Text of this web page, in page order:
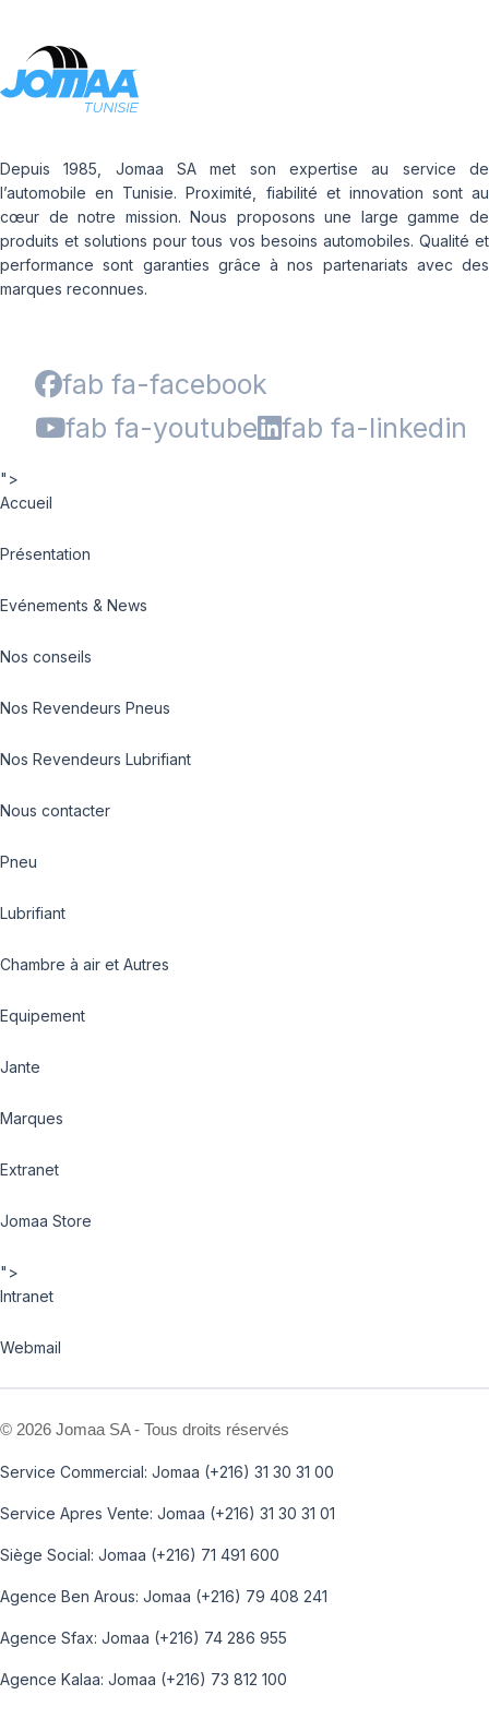
Depuis 1985, Jomaa SA met son expertise au service de
l’automobile en Tunisie. Proximité, fiabilité et innovation sont au
cœur de notre mission. Nous proposons une large gamme de
produits et solutions pour tous vos besoins automobiles. Qualité et
performance sont garanties grâce à nos partenariats avec des
marques reconnues.
fab fa-facebook
fab fa-youtube
fab fa-linkedin
">
Accueil
Présentation
Evénements & News
Nos conseils
Nos Revendeurs Pneus
Nos Revendeurs Lubrifiant
Nous contacter
Pneu
Lubrifiant
Chambre à air et Autres
Equipement
Jante
Marques
Extranet
Jomaa Store
">
Intranet
Webmail
© 2026 Jomaa SA - Tous droits réservés
Service Commercial: Jomaa (+216) 31 30 31 00
Service Apres Vente: Jomaa (+216) 31 30 31 01
Siège Social: Jomaa (+216) 71 491 600
Agence Ben Arous: Jomaa (+216) 79 408 241
Agence Sfax: Jomaa (+216) 74 286 955
Agence Kalaa: Jomaa (+216) 73 812 100